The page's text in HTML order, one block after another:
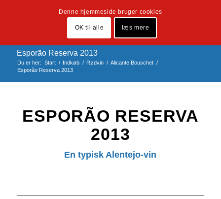
Esporão Reserva 2013
Du er her: Start / Indkøb / Rødvin / Alicante Bouschet /
Esporão Reserva 2013
ESPORÃO RESERVA
2013
En typisk Alentejo-vin
Denne hjemmeside bruger cookies
OK til alle læs mere